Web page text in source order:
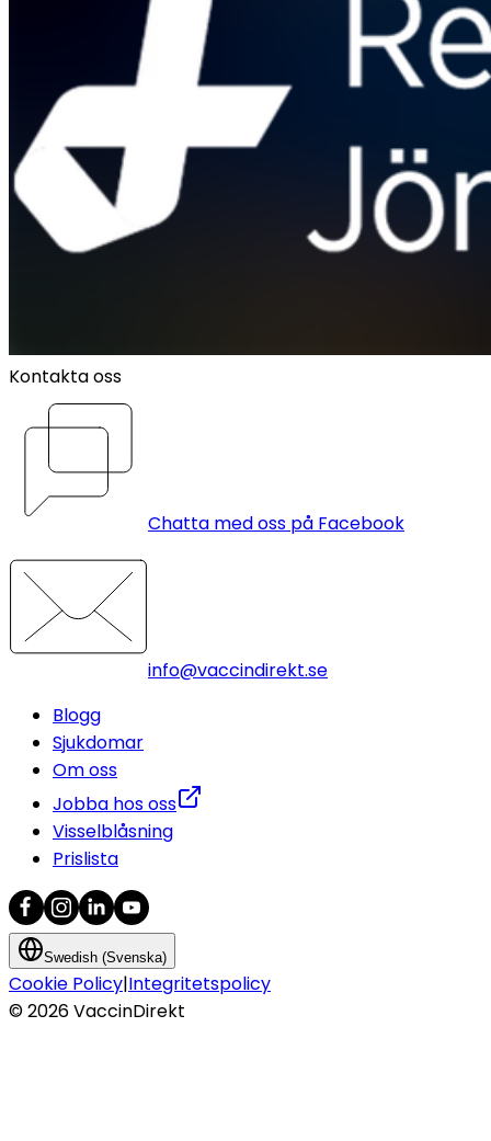
Kontakta oss
Chatta med oss på Facebook
info@vaccindirekt.se
Blogg
Sjukdomar
Om oss
Jobba hos oss
Visselblåsning
Prislista
Swedish (Svenska)
Cookie Policy|Integritetspolicy
©2026VaccinDirekt